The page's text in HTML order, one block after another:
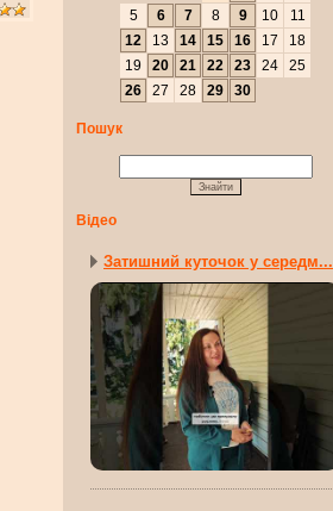
5
6 7 8 9 10
11
12
13 14 15 16 17
18
19
20 21 22 23 24
25
26
27 28 29 30
Пошук
Відео
Затишний куточок у середм...